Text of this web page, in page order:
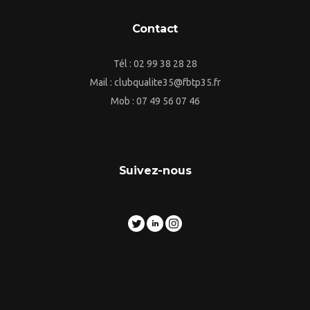
Contact
Tél : 02 99 38 28 28
Mail : clubqualite35@fbtp35.fr
Mob : 07 49 56 07 46
Suivez-nous